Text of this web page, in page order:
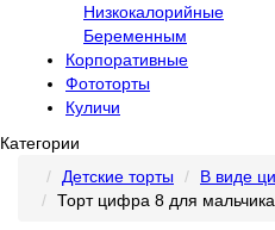
Низкокалорийные
Беременным
Корпоративные
Фототорты
Куличи
Категории
Детские торты
В виде
Торт цифра 8 для мальчика